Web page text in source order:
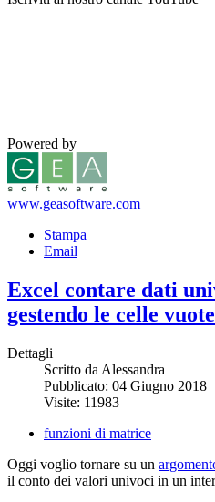
Powered by
www.geasoftware.com
Stampa
Email
Excel contare dati
gestendo le celle vuote
Dettagli
Scritto da Alessandra
Pubblicato: 04 Giugno 2018
Visite: 11983
funzioni di matrice
Oggi voglio tornare su un
il conto dei valori univoci in un